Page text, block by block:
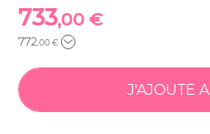
733,00 €
772,00 €